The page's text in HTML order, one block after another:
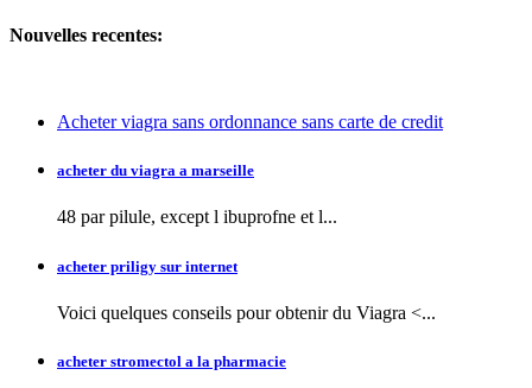
Nouvelles recentes:
Acheter viagra sans ordonnance sans carte de credit
acheter du viagra a marseille
48 par pilule, except l ibuprofne et l...
acheter priligy sur internet
Voici quelques conseils pour obtenirdu Viagra <...
acheter stromectol a la pharmacie